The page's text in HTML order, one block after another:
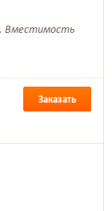
Вместимость
Заказать